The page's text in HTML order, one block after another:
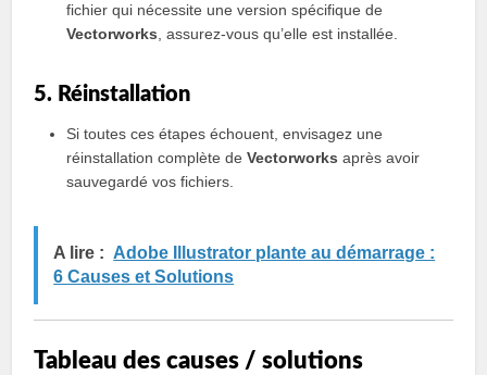
fichier qui nécessite une version spécifique de
Vectorworks , assurez-vous qu’elle est installée.
5. Réinstallation
Si toutes ces étapes échouent, envisagez une
réinstallation complète deVectorworks après avoir
sauvegardé vos fichiers.
A lire : Adobe Illustrator plante au démarrage :
6 Causes et Solutions
Tableau des causes / solutions